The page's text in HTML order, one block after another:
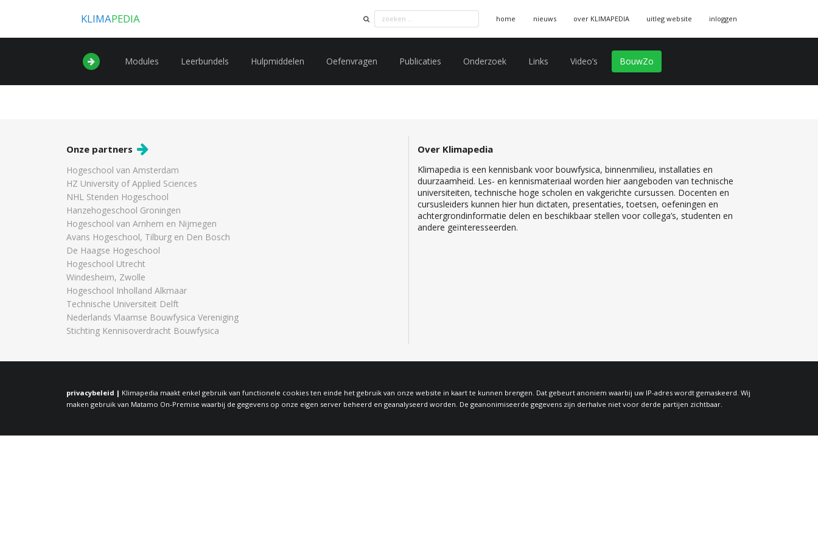
KLIMAPEDIA home nieuws over KLIMAPEDIA uitleg website inloggen
Modules Leerbundels Hulpmiddelen Oefenvragen Publicaties Onderzoek Links Video’s BouwZo
Onze partners
Hogeschool van Amsterdam
HZ University of Applied Sciences
NHL Stenden Hogeschool
Hanzehogeschool Groningen
Hogeschool van Arnhem en Nijmegen
Avans Hogeschool, Tilburg en Den Bosch
De Haagse Hogeschool
Hogeschool Utrecht
Windesheim, Zwolle
Hogeschool Inholland Alkmaar
Technische Universiteit Delft
Nederlands Vlaamse Bouwfysica Vereniging
Stichting Kennisoverdracht Bouwfysica
Over Klimapedia
Klimapedia is een kennisbank voor bouwfysica, binnenmilieu, installaties en
duurzaamheid. Les- en kennismateriaal worden hier aangeboden van technische
universiteiten, technische hoge scholen en vakgerichte cursussen. Docenten en
cursusleiders kunnen hier hun dictaten, presentaties, toetsen, oefeningen en
achtergrondinformatie delen en beschikbaar stellen voor collega’s, studenten en
andere geïnteresseerden.
privacybeleid | Klimapedia maakt enkel gebruik van functionele cookies ten einde het gebruik van onze website in kaart te kunnen brengen. Dat gebeurt anoniem waarbij uw IP-adres wordt gemaskeerd. Wij
maken gebruik van Matamo On-Premise waarbij de gegevens op onze eigen server beheerd en geanalyseerd worden. De geanonimiseerde gegevens zijn derhalve niet voor derde partijen zichtbaar.